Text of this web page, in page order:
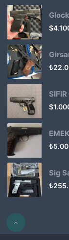
$
₺
$
₺
Sig
₺